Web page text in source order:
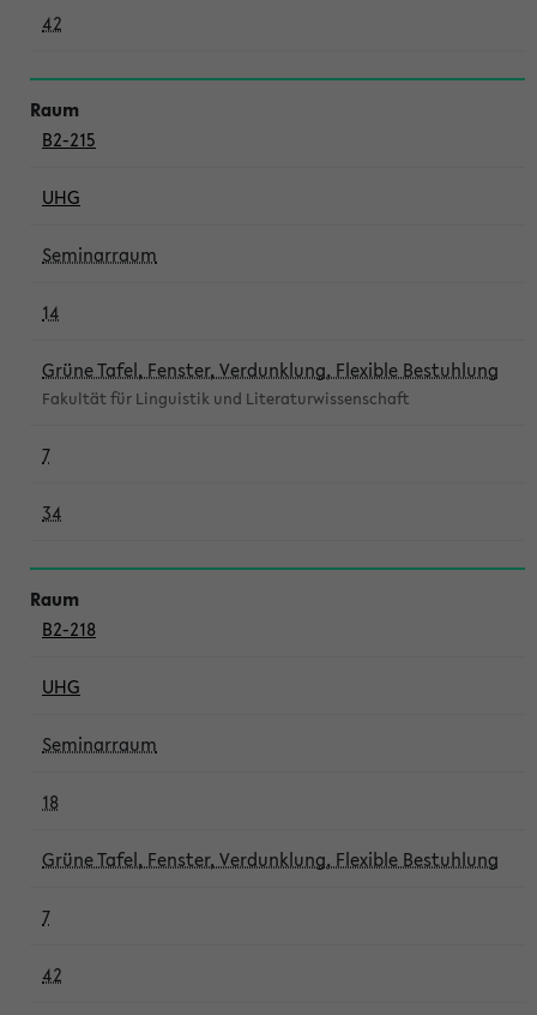
42
B2-215
UHG
Seminarraum
14
Grüne Tafel, Fenster, Verdunklung, Flexible Bestuhlung
Fakultät für Linguistik und Literaturwissenschaft
7
34
B2-218
UHG
Seminarraum
18
Grüne Tafel, Fenster, Verdunklung, Flexible Bestuhlung
7
42